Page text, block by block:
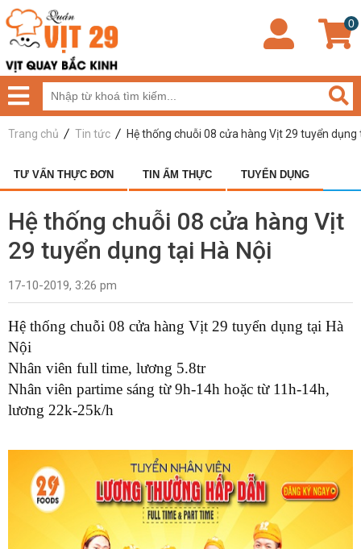
0
Trang chủ Tin tức Hệ thống chuỗi 08 cửa hàng Vịt 29 tuyển dụng
TƯ VẤN THỰC ĐƠN TIN ẨM THỰC TUYỂN DỤNG
Hệ thống chuỗi 08 cửa hàng Vịt
29 tuyển dụng tại Hà Nội
17-10-2019, 3:26 pm
Hệ thống chuỗi 08 cửa hàng Vịt 29 tuyển dụng tại Hà
Nội
Nhân viên full time, lương 5.8tr
Nhân viên partime sáng từ 9h-14h hoặc từ 11h-14h,
lương 22k-25k/h